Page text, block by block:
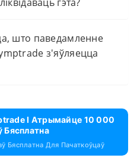
што паведамленне
з'яўляецца
І Атрымайце 10 000
Бясплатна
Бясплатна Для Пачаткоўцаў